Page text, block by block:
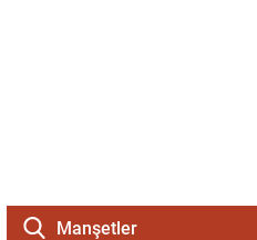
Manşetler